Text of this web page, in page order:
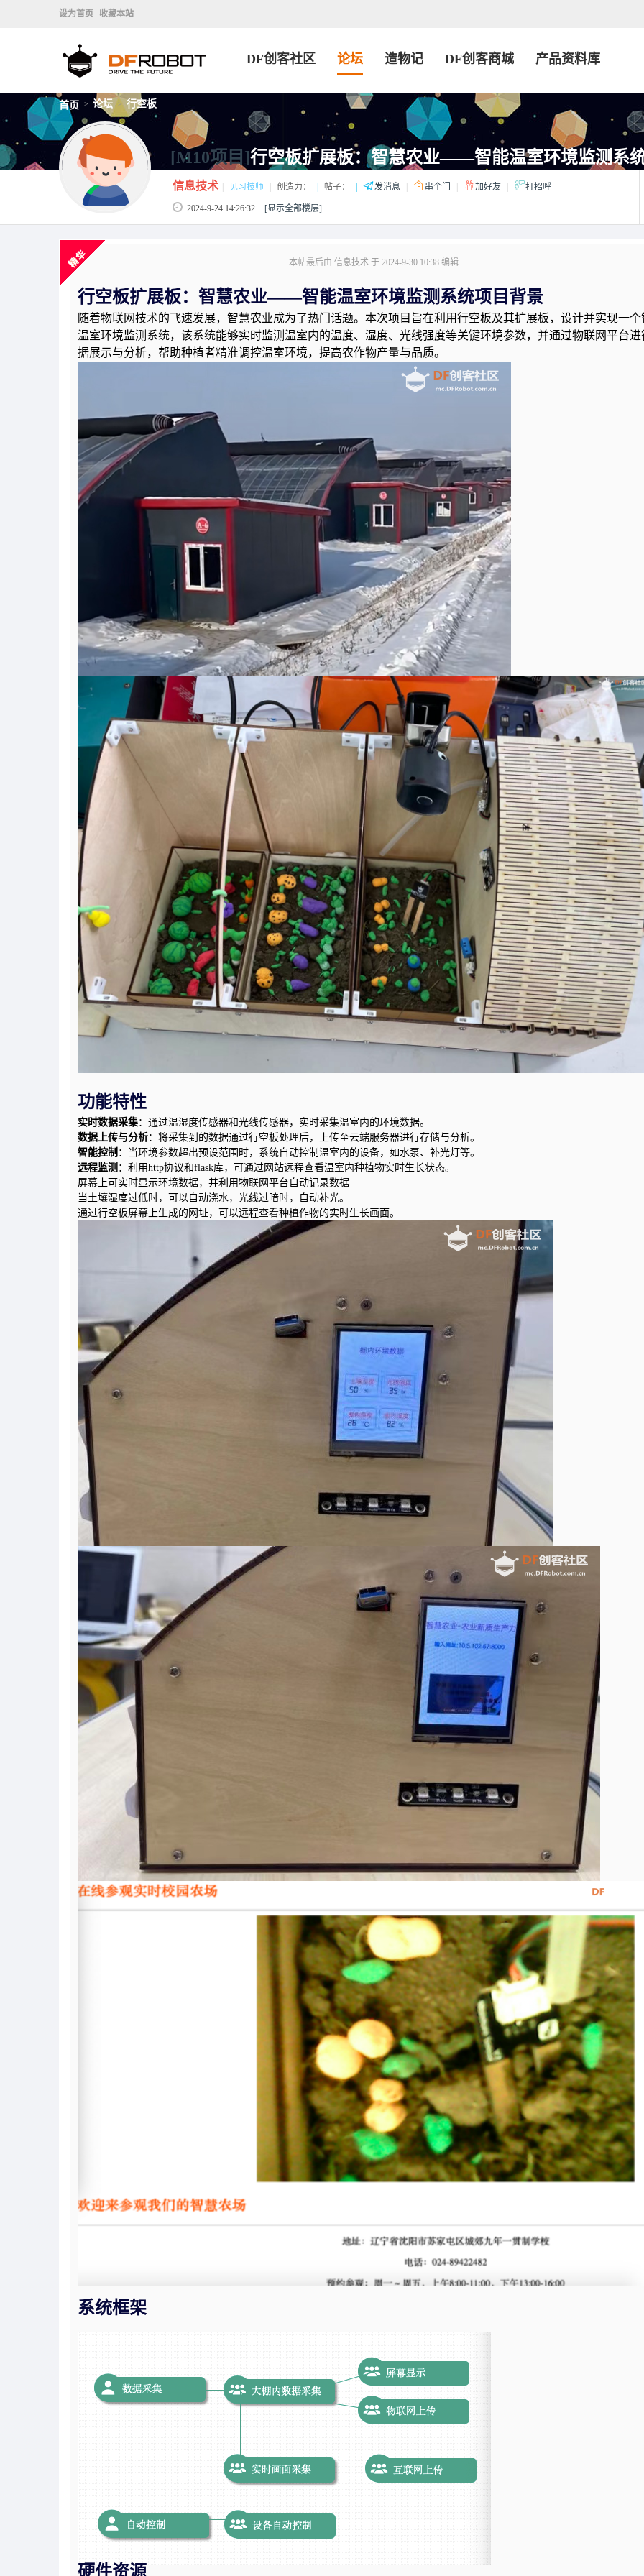
设为首页 收藏本站
DF创客社区 论坛 造物记 DF创客商城 产品资料库
首页 > 论坛 > 行空板
[M10项目]行空板扩展板：智慧农业——智能温室环境监测系
信息技术 见习技师 创造力： 帖子： 发消息 串个门 加好友 打招呼
2024-9-24 14:26:32 [显示全部楼层]
本帖最后由 信息技术 于 2024-9-30 10:38 编辑
行空板扩展板： 智慧农业——智能温室环境监测系统项目背景
随着物联网技术的飞速发展，智慧农业成为了热门话题。本次项目旨在利用行空板及其扩展板，设计并实现一个
温室环境监测系统，该系统能够实时监测温室内的温度、湿度、光线强度等关键环境参数，并通过物联网平台进
据展示与分析，帮助种植者精准调控温室环境，提高农作物产量与品质。
功能特性
实时数据采集：通过温湿度传感器和光线传感器，实时采集温室内的环境数据。
数据上传与分析：将采集到的数据通过行空板处理后，上传至云端服务器进行存储与分析。
智能控制 ：当环境参数超出预设范围时，系统自动控制温室内的设备，如水泵、补光灯等。
远程监测 ： 利用http协议和flask库，可通过网站远程查看温室内种植物实时生长状态。
屏幕上可实时显示环境数据，并利用物联网平台自动记录数据
当土壤湿度过低时，可以自动浇水，光线过暗时，自动补光。
通过行空板屏幕上生成的网址，可以远程查看种植作物的实时生长画面。
系统框架
硬件资源